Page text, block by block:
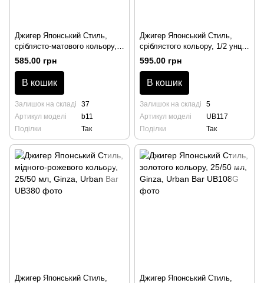
Джигер Японський Стиль,
сріблясто-матового кольору,
25/50 мл, Ginza, Urban Bar
585.00 грн
В кошик
Залишок на складі
37
Артикул моделі
b11
Поділки
Так
Джигер Японський Стиль,
сріблястого кольору, 1/2 унції,
Ginza, Urban Bar
595.00 грн
В кошик
Залишок на складі
5
Артикул моделі
UB117
Поділки
Так
Джигер Японський Стиль,
Джигер Японський Стиль,